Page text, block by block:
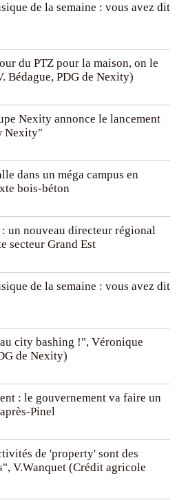
de la semaine : vous avez dit
du PTZ pour la maison, on le
Bédague, PDG de Nexity)
Nexity annonce le lancement
Nexity"
dans un méga campus en
bois-béton
un nouveau directeur régional
secteur Grand Est
de la semaine : vous avez dit
city bashing !", Véronique
de Nexity)
: le gouvernement va faire un
Pinel
de 'property' sont des
V.Wanquet (Crédit agricole